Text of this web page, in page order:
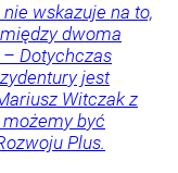
wskazuje na to,
dwoma
Dotychczas
jest
Witczak z
możemy być
Plus.